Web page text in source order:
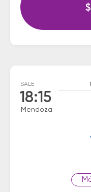
$
SALE
18:15
Mendoza